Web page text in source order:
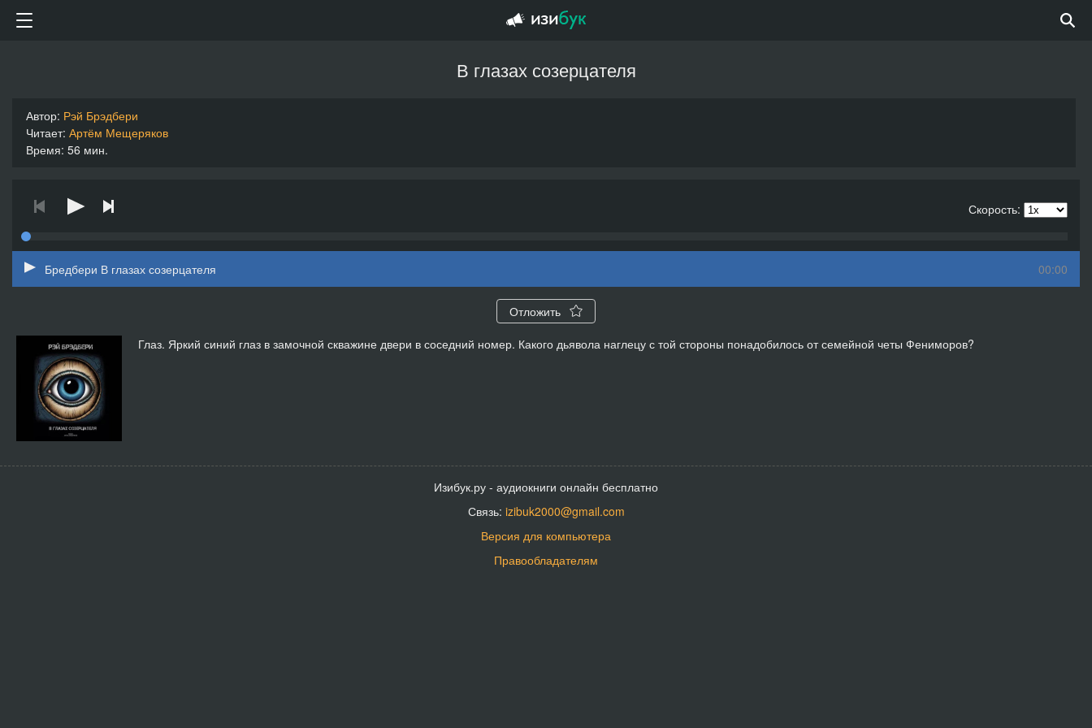
В глазах созерцателя
Автор: Рэй Брэдбери
Читает: Артём Мещеряков
Время: 56 мин.
Скорость:
00:00
Бредбери В глазах созерцателя
Отложить
Глаз. Яркий синий глаз в замочной скважине двери в соседний номер. Какого дьявола наглецу с той стороны понадобилось от семейной четы Фениморов?
Изибук.ру - аудиокниги онлайн бесплатно
Связь: izibuk2000@gmail.com
Версия для компьютера
Правообладателям